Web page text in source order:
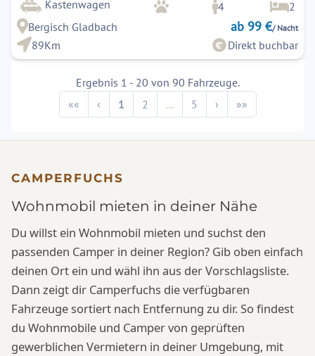
Kastenwagen 4
2
Bergisch Gladbach
ab 99 €/ Nacht
89Km Direkt buchbar
Ergebnis 1 - 20 von 90 Fahrzeuge.
««
‹Previous
1 2 ... 5 ›Next»»
CAMPERFUCHS
Wohnmobil mieten in deiner Nähe
Du willst ein Wohnmobil mieten und suchst den
passenden Camper in deiner Region? Gib oben einfach
deinen Ort ein und wähl ihn aus der Vorschlagsliste.
Dann zeigt dir Camperfuchs die verfügbaren
Fahrzeuge sortiert nach Entfernung zu dir. So findest
du Wohnmobile und Camper von geprüften
gewerblichen Vermietern in deiner Umgebung, mit